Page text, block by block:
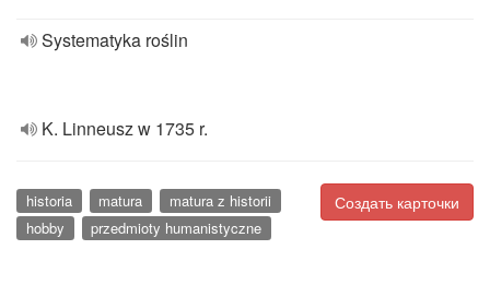
Systematyka roślin
K. Linneusz w 1735 r.
Создать карточки
historia matura
matura z historii
hobby
przedmioty humanistyczne